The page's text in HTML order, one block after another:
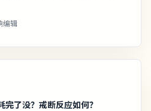
编辑
了没？戒断反应如何？